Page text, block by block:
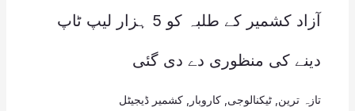
آزاد کشمیر کے طلبہ کو 5 ہزار لیپ ٹاپ
دینے کی منظوری دے دی گئی
تازہ ترین ٹیکنالوجی کاروبار کشمیر ڈیجیٹل